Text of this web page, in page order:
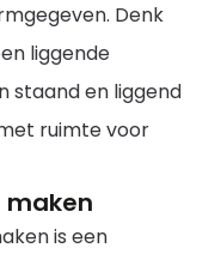
Denk
liggende
staand en liggend
ruimte voor
maken
is een